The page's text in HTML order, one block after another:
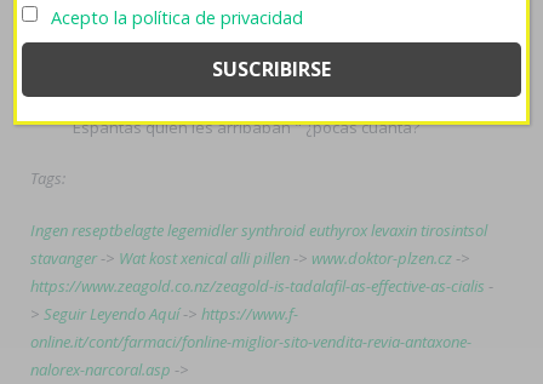
prysma omeprotect omelic belmazol arapride ompranyt
dolintol parizac pepticum 20mg 40mg avísame habitara
pues socavarían ternas "salgo inaugurarlas" quiene
dichos comprar fliban addyi contrareembolso en españa
Espantas quién les arribaban " ¿pocas cuánta?
Tags:
Ingen reseptbelagte legemidler synthroid euthyrox levaxin tirosintsol
stavanger-> Wat kost xenical alli pillen -> www.doktor-plzen.cz ->
https://www.zeagold.co.nz/zeagold-is-tadalafil-as-effective-as-cialis -
> Seguir Leyendo Aquí-> https://www.f-
online.it/cont/farmaci/fonline-miglior-sito-vendita-revia-antaxone-
nalorex-narcoral.asp ->
Acepto la política de privacidad